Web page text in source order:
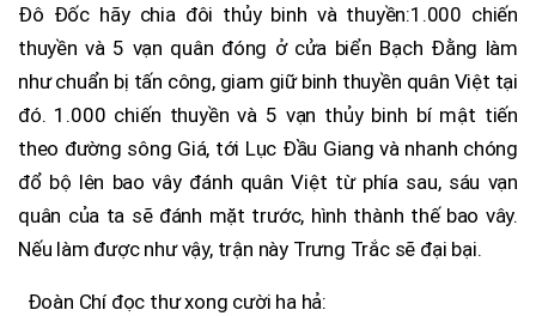
Đô Đốc hãy chia đôi thủy binh và thuyền:1.000 chiến
thuyền và 5 vạn quân đóng ở cửa biển Bạch Đằng làm
như chuẩn bị tấn công, giam giữ binh thuyền quân Việt tại
đó. 1.000 chiến thuyền và 5 vạn thủy binh bí mật tiến
theo đường sông Giá, tới Lục Đầu Giang và nhanh chóng
đổ bộ lên bao vây đánh quân Việt từ phía sau, sáu vạn
quân của ta sẽ đánh mặt trước, hình thành thế bao vây.
Nếu làm được như vậy, trận này Trưng Trắc sẽ đại bại.
Đoàn Chí đọc thư xong cười ha hả: